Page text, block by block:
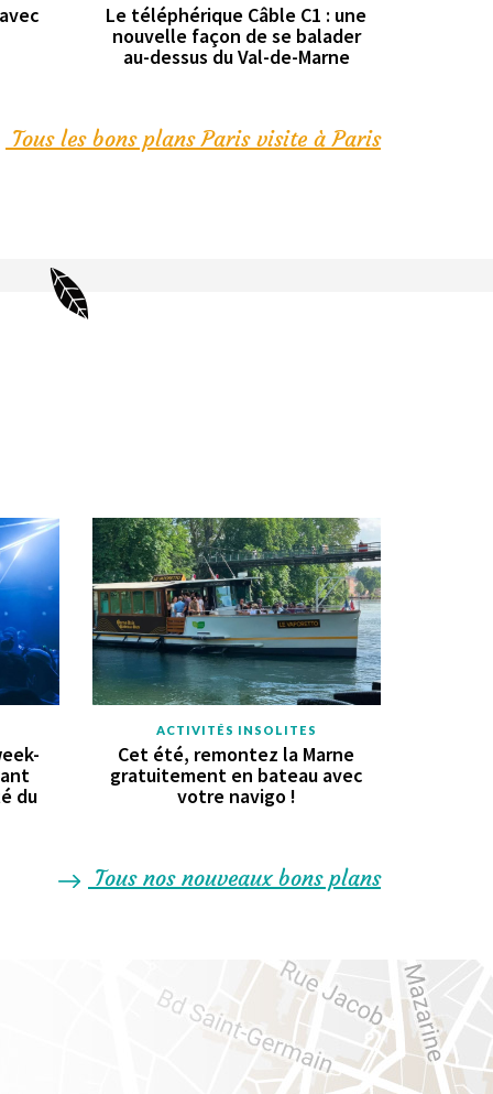
Le téléphérique Câble C1 : une
nouvelle façon de se balader
au-dessus du Val-de-Marne
Tous les bons plans Paris visite à Paris
du
ACTIVITÉS INSOLITES
Cet été, remontez la Marne
gratuitement en bateau avec
votre navigo !
Tous nos nouveaux bons plans